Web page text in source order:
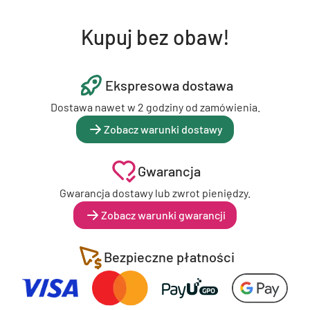
Kupuj bez obaw!
Ekspresowa dostawa
Dostawa nawet w 2 godziny od zamówienia.
Zobacz warunki dostawy
Gwarancja
Gwarancja dostawy lub zwrot pieniędzy.
Zobacz warunki gwarancji
Bezpieczne płatności